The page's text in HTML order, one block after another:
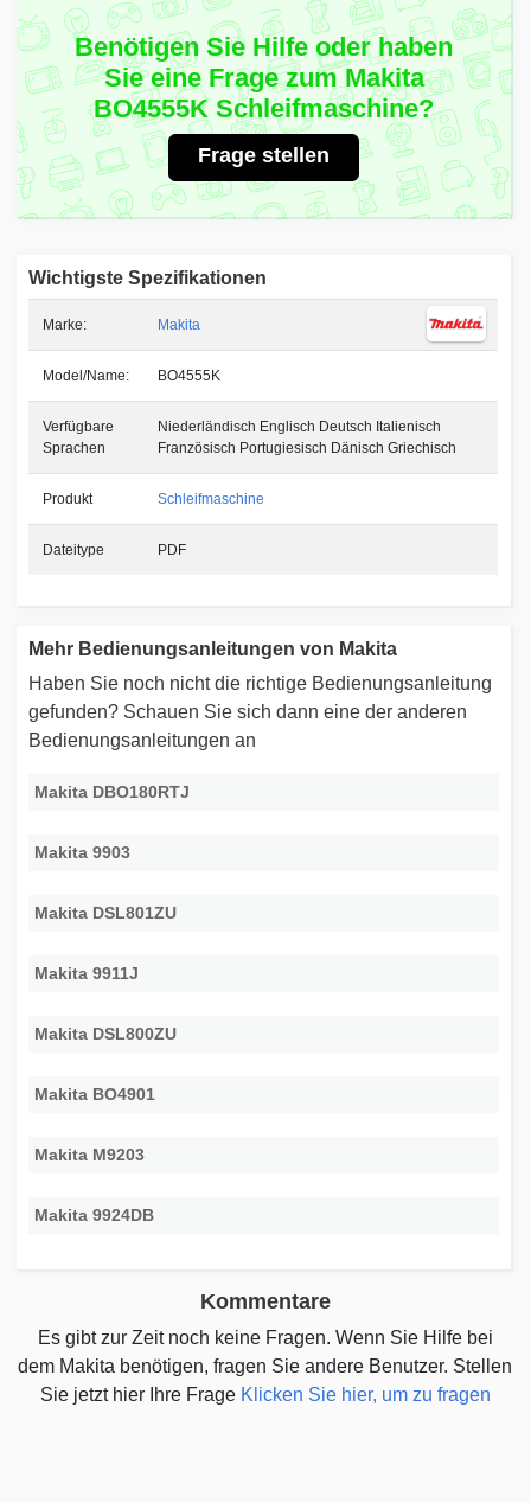
Benötigen Sie Hilfe oder haben
Sie eine Frage zum Makita
BO4555K Schleifmaschine?
Frage stellen
Wichtigste Spezifikationen
Marke: Makita
Model/Name: BO4555K
Verfügbare
Sprachen
Niederländisch Englisch Deutsch Italienisch
Französisch Portugiesisch Dänisch Griechisch
Produkt Schleifmaschine
Dateitype PDF
Mehr Bedienungsanleitungen von Makita
Haben Sie noch nicht die richtige Bedienungsanleitung
gefunden? Schauen Sie sich dann eine der anderen
Bedienungsanleitungen an
Makita DBO180RTJ
Makita 9903
Makita DSL801ZU
Makita 9911J
Makita DSL800ZU
Makita BO4901
Makita M9203
Makita 9924DB
Kommentare
Es gibt zur Zeit noch keine Fragen. Wenn Sie Hilfe bei
dem Makita benötigen, fragen Sie andere Benutzer. Stellen
Sie jetzt hier Ihre Frage Klicken Sie hier, um zu fragen